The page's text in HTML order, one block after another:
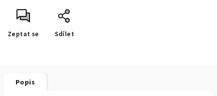
Zeptat se Sdílet
Popis